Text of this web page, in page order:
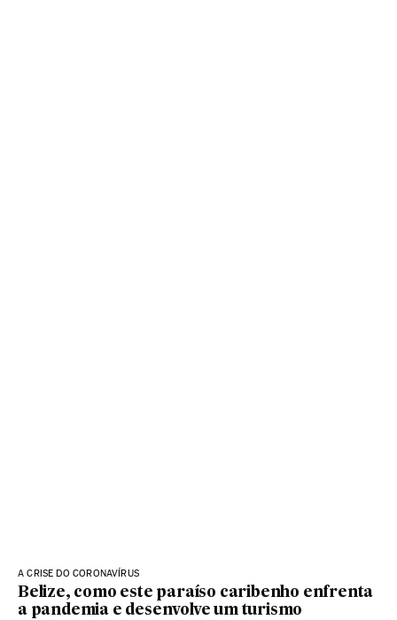
A CRISE DO CORONAVÍRUS
Belize, como este paraíso caribenho enfrenta
a pandemia e desenvolve um turismo